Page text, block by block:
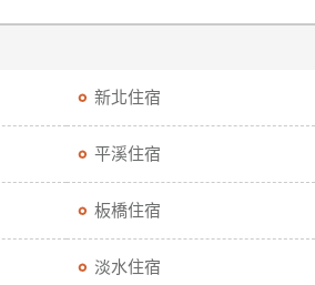
新北住宿
平溪住宿
板橋住宿
淡水住宿